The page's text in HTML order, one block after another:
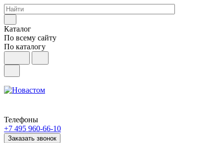
Каталог
По всему сайту
По каталогу
Телефоны
+7 495 960-66-10
Заказать звонок